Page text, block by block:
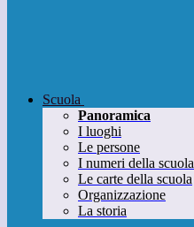
Scuola
Panoramica
I luoghi
Le persone
I numeri della scuola
Le carte della scuola
Organizzazione
La storia